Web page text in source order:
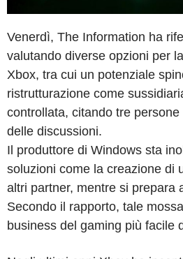
Venerdì, The Information ha
valutando diverse opzioni per
Xbox, tra cui un potenziale
ristrutturazione come
controllata, citando tre
delle discussioni.
Il produttore di Windows sta
soluzioni come la creazione di
altri partner, mentre si prepara
Secondo il rapporto, tale
business del gaming più facile